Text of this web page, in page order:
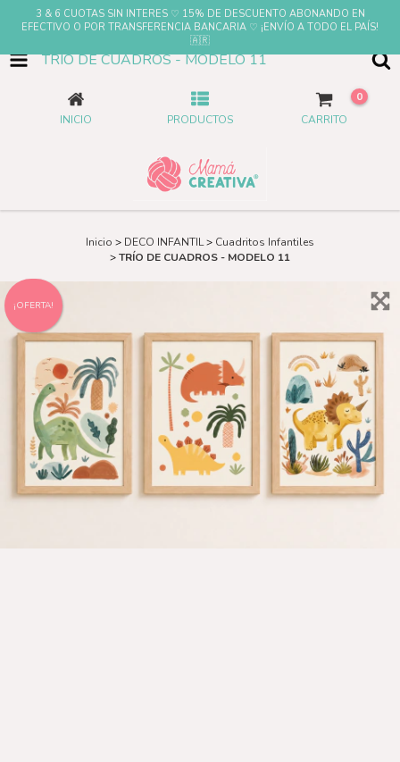
3 & 6 CUOTAS SIN INTERES ♡ 15% DE DESCUENTO ABONANDO EN
EFECTIVO O POR TRANSFERENCIA BANCARIA ♡ ¡ENVÍO A TODO EL PAÍS!
🇦🇷
TRÍO DE CUADROS - MODELO 11
INICIO PRODUCTOS CARRITO
0
Inicio > DECO INFANTIL> Cuadritos Infantiles
>TRÍO DE CUADROS - MODELO 11
¡OFERTA!